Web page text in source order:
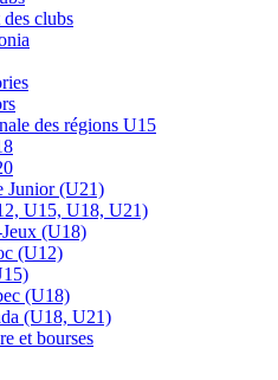
clubs
des régions U15
Junior (U21)
U15, U18, U21)
(U18)
(U12)
(U18)
(U18, U21)
et bourses